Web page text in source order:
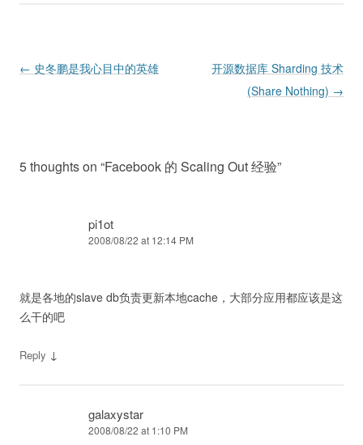
Post navigation
← 史冬鹏是我心目中的英雄
开源数据库 Sharding 技术
(Share Nothing) →
5 thoughts on “Facebook 的 Scaling Out 经验”
pi1ot
2008/08/22 at 12:14 PM
就是各地的slave db负责更新本地cache，大部分应用都应该是这
么干的吧
Reply ↓
galaxystar
2008/08/22 at 1:10 PM